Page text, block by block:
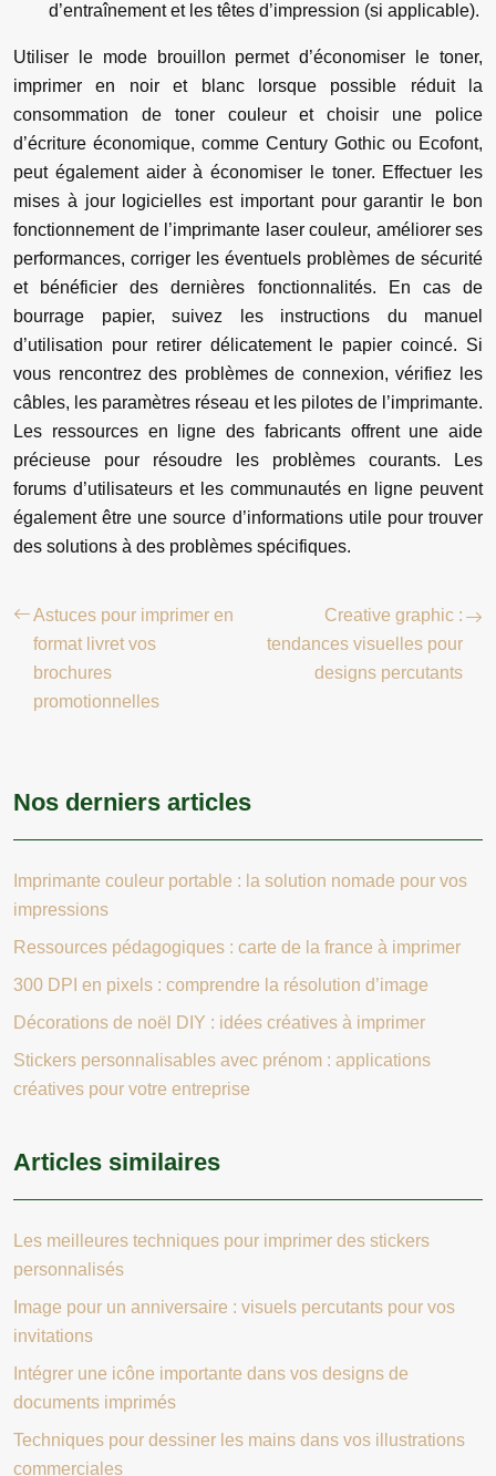
d’entraînement et les têtes d’impression (si applicable).
Utiliser le mode brouillon permet d’économiser le toner,
imprimer en noir et blanc lorsque possible réduit la
consommation de toner couleur et choisir une police
d’écriture économique, comme Century Gothic ou Ecofont,
peut également aider à économiser le toner. Effectuer les
mises à jour logicielles est important pour garantir le bon
fonctionnement de l’imprimante laser couleur, améliorer ses
performances, corriger les éventuels problèmes de sécurité
et bénéficier des dernières fonctionnalités. En cas de
bourrage papier, suivez les instructions du manuel
d’utilisation pour retirer délicatement le papier coincé. Si
vous rencontrez des problèmes de connexion, vérifiez les
câbles, les paramètres réseau et les pilotes de l’imprimante.
Les ressources en ligne des fabricants offrent une aide
précieuse pour résoudre les problèmes courants. Les
forums d’utilisateurs et les communautés en ligne peuvent
également être une source d’informations utile pour trouver
des solutions à des problèmes spécifiques.
Astuces pour imprimer en
format livret vos
brochures
promotionnelles
Creative graphic :
tendances visuelles pour
designs percutants
Nos derniers articles
Imprimante couleur portable : la solution nomade pour vos
impressions
Ressources pédagogiques : carte de la france à imprimer
300 DPI en pixels : comprendre la résolution d’image
Décorations de noël DIY : idées créatives à imprimer
Stickers personnalisables avec prénom : applications
créatives pour votre entreprise
Articles similaires
Les meilleures techniques pour imprimer des stickers
personnalisés
Image pour un anniversaire : visuels percutants pour vos
invitations
Intégrer une icône importante dans vos designs de
documents imprimés
Techniques pour dessiner les mains dans vos illustrations
commerciales